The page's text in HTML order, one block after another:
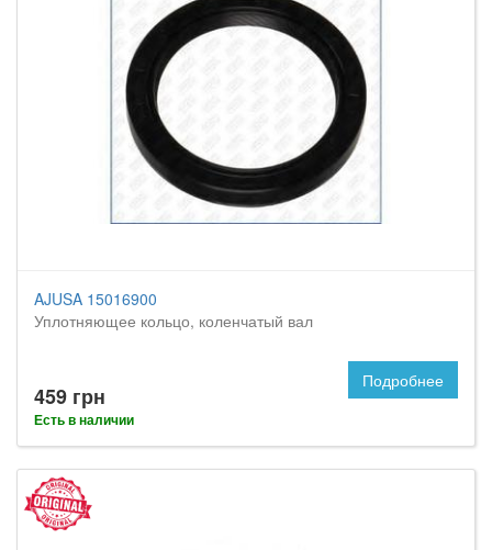
AJUSA 15016900
Уплотняющее кольцо, коленчатый вал
459 грн
Есть в наличии
Подробнее